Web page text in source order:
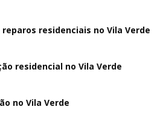
residenciais no Vila Verde
residencial no Vila Verde
no Vila Verde